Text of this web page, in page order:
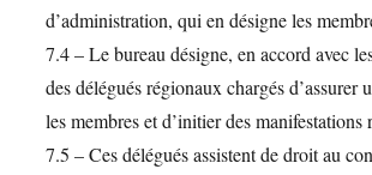
d’administration, qui en désigne les
7.4 – Le bureau désigne, en accord avec
des délégués régionaux chargés d’assurer
les membres et d’initier des manifestations
7.5 – Ces délégués assistent de droit au